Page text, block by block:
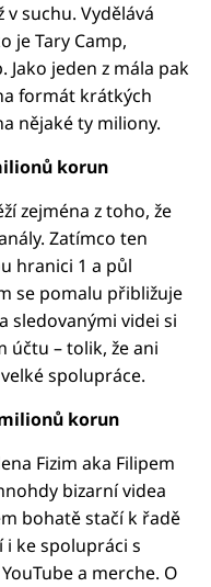
suchu. Vydělává
je Tary Camp,
jeden z mála pak
formát krátkých
nějaké ty miliony.
korun
zejména z toho, že
Zatímco ten
hranici 1 a půl
se pomalu přibližuje
sledovanými videi si
účtu – tolik, že ani
spolupráce.
korun
Fizim aka Filipem
bizarní videa
bohatě stačí k řadě
ke spolupráci s
a merche. O